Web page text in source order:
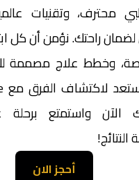
محترف، وتقنيات
لضمان راحتك. نؤمن أن كل
وخطط علاج مصممة
الآن واستمتع برحلة
أحجز الان